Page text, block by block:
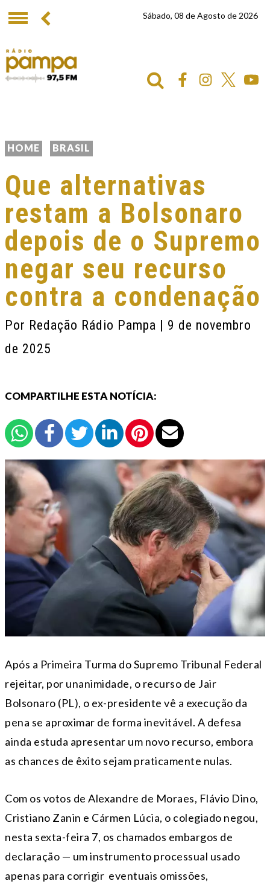
Sábado, 08 de Agosto de 2026
HOME BRASIL
Que alternativas
restam a Bolsonaro
depois de o Supremo
negar seu recurso
contra a condenação
Por Redação Rádio Pampa | 9 de novembro
de 2025
COMPARTILHE ESTA NOTÍCIA:
Após a Primeira Turma do Supremo Tribunal Federal
rejeitar, por unanimidade, o recurso de Jair
Bolsonaro (PL), o ex-presidente vê a execução da
pena se aproximar de forma inevitável. A defesa
ainda estuda apresentar um novo recurso, embora
as chances de êxito sejam praticamente nulas.
Com os votos de Alexandre de Moraes, Flávio Dino,
Cristiano Zanin e Cármen Lúcia, o colegiado negou,
nesta sexta-feira 7, os chamados embargos de
declaração — um instrumento processual usado
apenas para corrigir eventuais omissões,